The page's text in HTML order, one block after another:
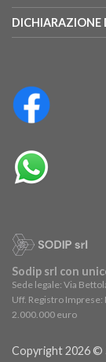
DICHIARAZIONE
Sodip srl con
Sede legale: Via
Uff. Registro Imprese:
2.000.000 euro
Copyright 2026 ©